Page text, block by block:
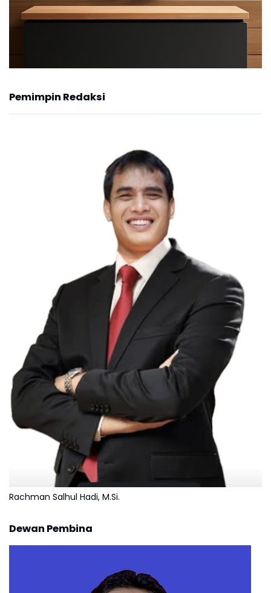
Pemimpin Redaksi
Rachman Salhul Hadi, M.Si.
Dewan Pembina